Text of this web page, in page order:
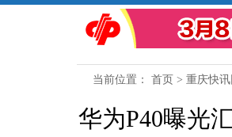
当前位置： 首页 > 重庆快讯
华为P40曝光